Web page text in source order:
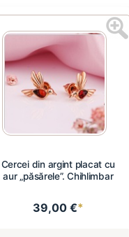
Cercei din argint placat cu
aur „păsărele”. Chihlimbar
39,00 €*